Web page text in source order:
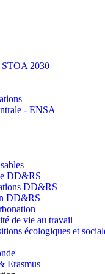
STOA 2030
- ENSA
DD&RS
DD&RS
DD&RS
de vie au travail
écologiques et
Erasmus